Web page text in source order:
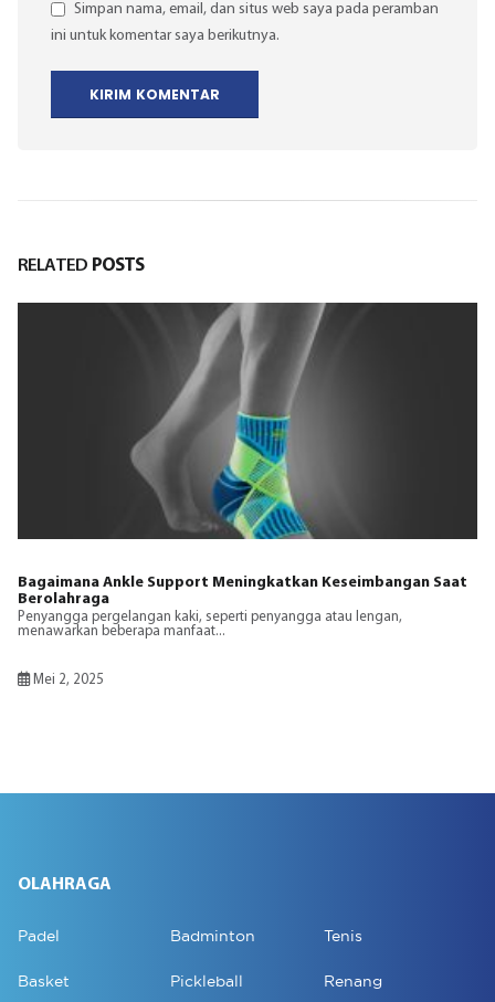
Simpan nama, email, dan situs web saya pada peramban
ini untuk komentar saya berikutnya.
RELATED POSTS
Bagaimana Ankle Support Meningkatkan Keseimbangan Saat
Berolahraga
Penyangga pergelangan kaki, seperti penyangga atau lengan,
menawarkan beberapa manfaat...
Mei 2, 2025
OLAHRAGA
Padel Badminton Tenis
Basket Pickleball Renang